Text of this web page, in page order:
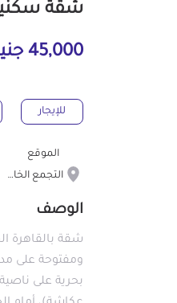
شقة سكنية 320م للايجار الشهرى بالتجمع الخامس
45,000 جنيه / شهرياً
للإيجار
الموقع
التجمع الخامس الشويفات
الوصف
شقة بالقاهرة
بحرية على